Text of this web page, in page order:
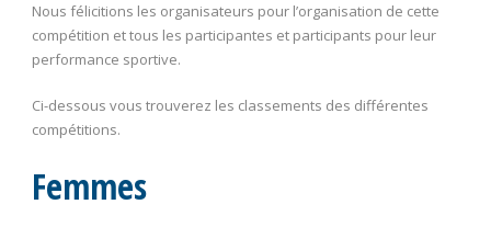
Nous félicitions les organisateurs pour l’organisation de cette
compétition et tous les participantes et participants pour leur
performance sportive.
Ci-dessous vous trouverez les classements des différentes
compétitions.
Femmes